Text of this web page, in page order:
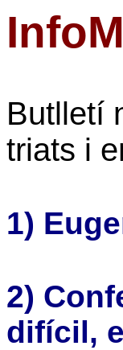
Butlletí
triats i
1)
2)
difícil,